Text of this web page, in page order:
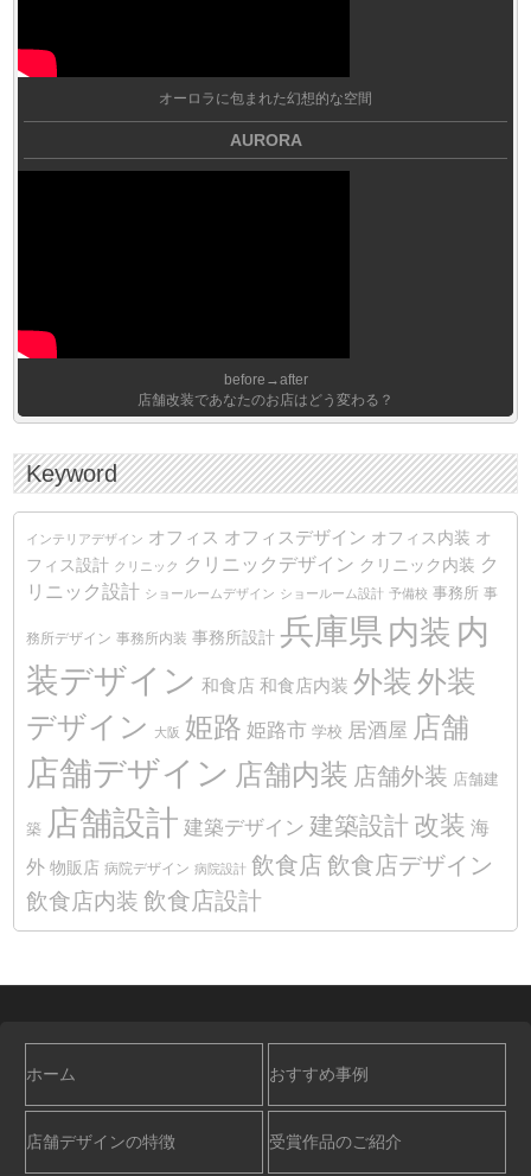
オーロラに包まれた幻想的な空間
AURORA
before→after
店舗改装であなたのお店はどう変わる？
Keyword
インテリアデザイン オフィス オフィスデザイン オフィス内装 オ
フィス設計 クリニック クリニックデザイン クリニック内装 ク
リニック設計 ショールームデザイン ショールーム設計 予備校 事務所 事
務所デザイン 事務所内装 事務所設計 兵庫県 内装 内
装デザイン 和食店 和食店内装 外装 外装
デザイン
大阪 姫路 姫路市 学校 居酒屋 店舗
店舗デザイン 店舗内装 店舗外装 店舗建
築 店舗設計 建築デザイン 建築設計 改装 海
外 物販店 病院デザイン 病院設計 飲食店 飲食店デザイン
飲食店内装 飲食店設計
ホーム おすすめ事例
店舗デザインの特徴 受賞作品のご紹介